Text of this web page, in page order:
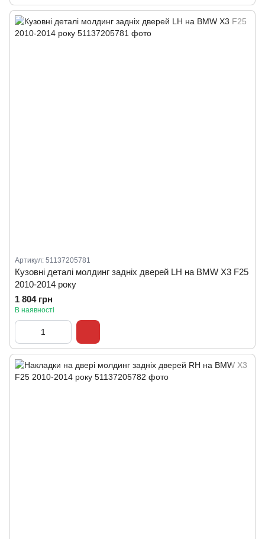
Артикул: 51137205781
Кузовні деталі молдинг задніх дверей LH на BMW X3 F25
2010-2014 року
1 804 грн
В наявності